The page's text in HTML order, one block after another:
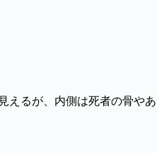
えるが、内側は死者の骨やあ